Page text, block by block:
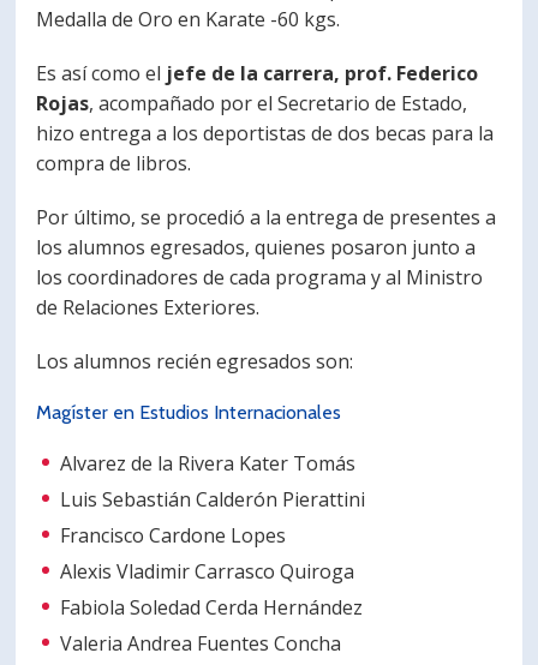
Medalla de Oro en Karate -60 kgs.
Es así como el jefe de la carrera, prof. Federico
Rojas, acompañado por el Secretario de Estado,
hizo entrega a los deportistas de dos becas para la
compra de libros.
Por último, se procedió a la entrega de presentes a
los alumnos egresados, quienes posaron junto a
los coordinadores de cada programa y al Ministro
de Relaciones Exteriores.
Los alumnos recién egresados son:
Magíster en Estudios Internacionales
Alvarez de la Rivera Kater Tomás
Luis Sebastián Calderón Pierattini
Francisco Cardone Lopes
Alexis Vladimir Carrasco Quiroga
Fabiola Soledad Cerda Hernández
Valeria Andrea Fuentes Concha